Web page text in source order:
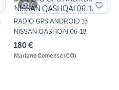
4
RADIO GPS ANDROID 13
NISSAN QASHQAI 06-18
180 €
Mariano Comense(CO)